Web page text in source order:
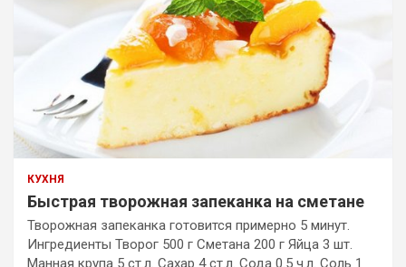
КУХНЯ
Быстрая творожная запеканка на сметане
Творожная запеканка готовится примерно 5 минут.
Ингредиенты Творог 500 г Сметана 200 г Яйца 3 шт.
Манная крупа 5 ст.л. Сахар 4 ст.л. Сода 0.5 ч.л. Соль 1